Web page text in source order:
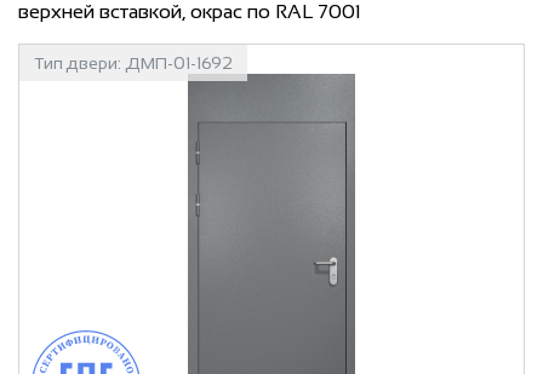
верхней вставкой, окрас по RAL 7001
Тип двери: ДМП-01-1692